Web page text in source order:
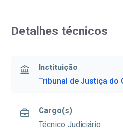
Detalhes técnicos
Instituição
Tribunal de Justiça do
Cargo(s)
Técnico Judiciário